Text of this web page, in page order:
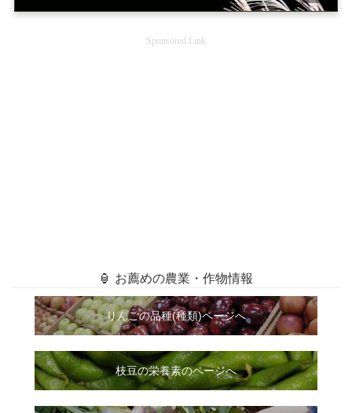
Sponsored Link
🏮 お薦めの農業・作物情報
りんごの品種(種類)ページへ
枝豆の栄養素のページへ